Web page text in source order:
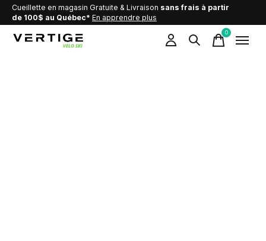
Cueillette en magasin Gratuite & Livraison sans frais à partir
de 100$ au Québec* En apprendre plus
0items